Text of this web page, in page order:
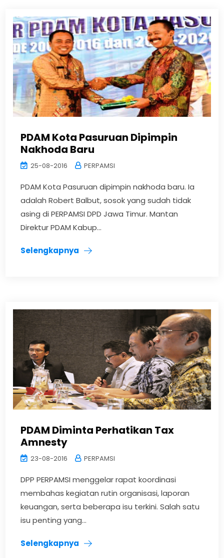
PDAM Kota Pasuruan Dipimpin
Nakhoda Baru
25-08-2016 PERPAMSI
PDAM Kota Pasuruan dipimpin nakhoda baru. Ia
adalah Robert Balbut, sosok yang sudah tidak
asing di PERPAMSI DPD Jawa Timur. Mantan
Direktur PDAM Kabup...
Selengkapnya
PDAM Diminta Perhatikan Tax
Amnesty
23-08-2016 PERPAMSI
DPP PERPAMSI menggelar rapat koordinasi
membahas kegiatan rutin organisasi, laporan
keuangan, serta beberapa isu terkini. Salah satu
isu penting yang...
Selengkapnya